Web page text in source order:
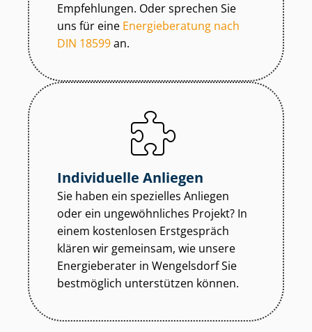
Empfehlungen. Oder sprechen Sie
uns für eine Energieberatung nach
DIN 18599an.
Individuelle Anliegen
Sie haben ein spezielles Anliegen
oder ein ungewöhnliches Projekt? In
einem kostenlosen Erstgespräch
klären wir gemeinsam, wie unsere
Energieberater in Wengelsdorf Sie
bestmöglich unterstützen können.